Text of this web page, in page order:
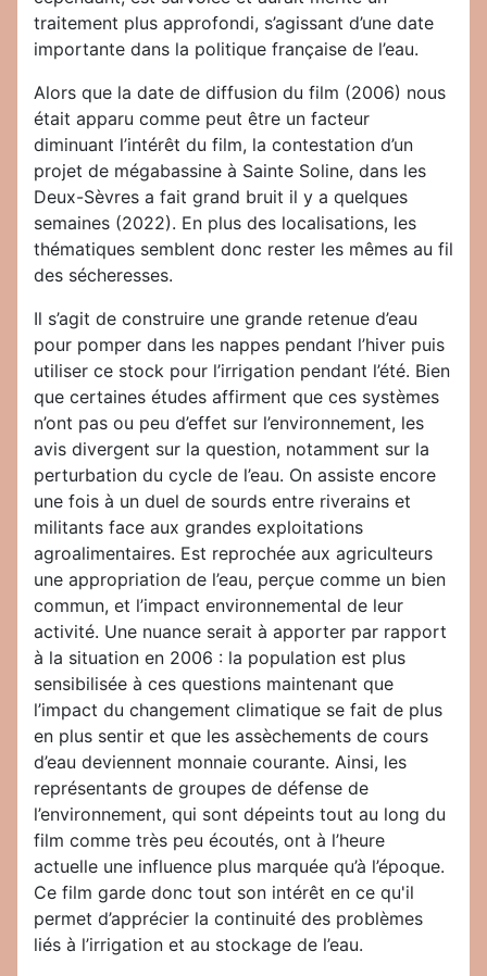
traitement plus approfondi, s’agissant d’une date
importante dans la politique française de l’eau.
Alors que la date de diffusion du film (2006) nous
était apparu comme peut être un facteur
diminuant l’intérêt du film, la contestation d’un
projet de mégabassine à Sainte Soline, dans les
Deux-Sèvres a fait grand bruit il y a quelques
semaines (2022). En plus des localisations, les
thématiques semblent donc rester les mêmes au fil
des sécheresses.
Il s’agit de construire une grande retenue d’eau
pour pomper dans les nappes pendant l’hiver puis
utiliser ce stock pour l’irrigation pendant l’été. Bien
que certaines études affirment que ces systèmes
n’ont pas ou peu d’effet sur l’environnement, les
avis divergent sur la question, notamment sur la
perturbation du cycle de l’eau. On assiste encore
une fois à un duel de sourds entre riverains et
militants face aux grandes exploitations
agroalimentaires. Est reprochée aux agriculteurs
une appropriation de l’eau, perçue comme un bien
commun, et l’impact environnemental de leur
activité. Une nuance serait à apporter par rapport
à la situation en 2006 : la population est plus
sensibilisée à ces questions maintenant que
l’impact du changement climatique se fait de plus
en plus sentir et que les assèchements de cours
d’eau deviennent monnaie courante. Ainsi, les
représentants de groupes de défense de
l’environnement, qui sont dépeints tout au long du
film comme très peu écoutés, ont à l’heure
actuelle une influence plus marquée qu’à l’époque.
Ce film garde donc tout son intérêt en ce qu'il
permet d’apprécier la continuité des problèmes
liés à l’irrigation et au stockage de l’eau.